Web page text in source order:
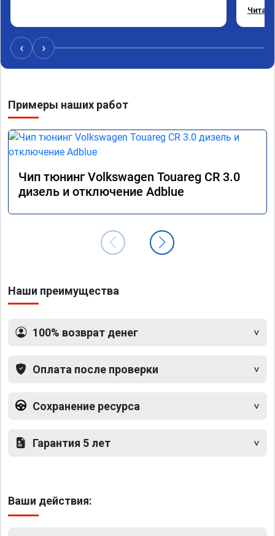
‹ ›
Примеры наших работ
Чип тюнинг Volkswagen Touareg CR 3.0
дизель и отключение Adblue
Наши преимущества
100% возврат денег
Оплата после проверки
Сохранение ресурса
Гарантия 5 лет
Ваши действия: